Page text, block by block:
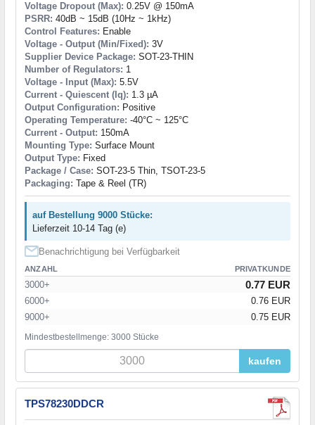
Voltage Dropout (Max): 0.25V @ 150mA
PSRR: 40dB ~ 15dB (10Hz ~ 1kHz)
Control Features: Enable
Voltage - Output (Min/Fixed): 3V
Supplier Device Package: SOT-23-THIN
Number of Regulators: 1
Voltage - Input (Max): 5.5V
Current - Quiescent (Iq): 1.3 µA
Output Configuration: Positive
Operating Temperature: -40°C ~ 125°C
Current - Output: 150mA
Mounting Type: Surface Mount
Output Type: Fixed
Package / Case: SOT-23-5 Thin, TSOT-23-5
Packaging: Tape & Reel (TR)
auf Bestellung 9000 Stücke:
Lieferzeit 10-14 Tag (e)
Benachrichtigung bei Verfügbarkeit
ANZAHL PRIVATKUNDE
3000+ 0.77 EUR
6000+
0.76 EUR
9000+
0.75 EUR
Mindestbestellmenge: 3000 Stücke
kaufen
TPS78230DDCR